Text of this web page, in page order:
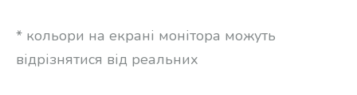
* кольори на екрані монітора можуть
відрізнятися від реальних